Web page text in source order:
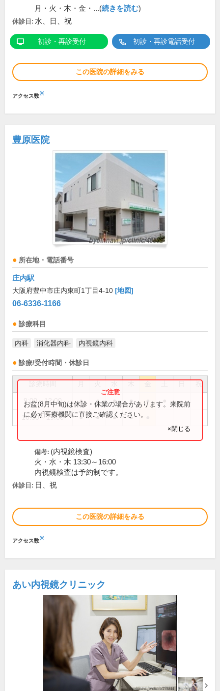
月・火・木・金・...(続きを読む)
休診日: 水、日、祝
初診・再診受付 初診・再診電話受付
この医院の詳細をみる
アクセス数※
豊原医院
所在地・電話番号
庄内駅
大阪府豊中市庄内東町1丁目4-10 [地図]
06-6336-1166
診療科目
内科 消化器内科 内視鏡内科
診療/受付時間・休診日
祝
9:00～12:00 ● ● ● ● ●
16:30～19:00 ● ● ● ●
お盆(8月中旬)は休診・休業の場合があります。来院前
に必ず医療機関に直接ご確認ください。
×閉じる
備考: (内視鏡検査)
火・水・木 13:30～16:00
内視鏡検査は予約制です。
休診日: 日、祝
この医院の詳細をみる
アクセス数※
あい内視鏡クリニック